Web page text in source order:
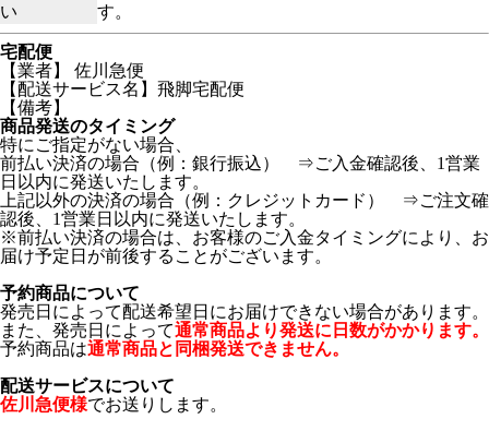
い
す。
宅配便
【業者】 佐川急便
【配送サービス名】飛脚宅配便
【備考】
商品発送のタイミング
特にご指定がない場合、
前払い決済の場合（例：銀行振込） ⇒ご入金確認後、1営業
日以内に発送いたします。
上記以外の決済の場合（例：クレジットカード） ⇒ご注文確
認後、1営業日以内に発送いたします。
※前払い決済の場合は、お客様のご入金タイミングにより、お
届け予定日が前後することがございます。
予約商品について
発売日によって配送希望日にお届けできない場合があります。
また、発売日によって通常商品より発送に日数がかかります。
予約商品は通常商品と同梱発送できません。
配送サービスについて
佐川急便様でお送りします。